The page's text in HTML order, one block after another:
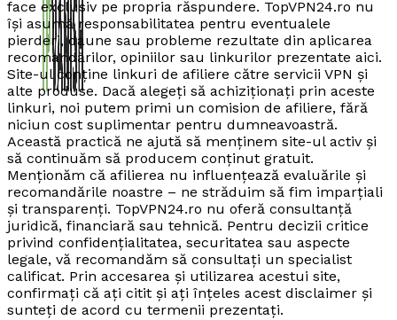
face exclusiv pe propria răspundere. TopVPN24.ro nu
își asumă responsabilitatea pentru eventualele
pierderi, daune sau probleme rezultate din aplicarea
recomandărilor, opiniilor sau linkurilor prezentate aici.
Site-ul conține linkuri de afiliere către servicii VPN și
alte produse. Dacă alegeți să achiziționați prin aceste
linkuri, noi putem primi un comision de afiliere, fără
niciun cost suplimentar pentru dumneavoastră.
Această practică ne ajută să menținem site-ul activ și
să continuăm să producem conținut gratuit.
Menționăm că afilierea nu influențează evaluările și
recomandările noastre – ne străduim să fim imparțiali
și transparenți. TopVPN24.ro nu oferă consultanță
juridică, financiară sau tehnică. Pentru decizii critice
privind confidențialitatea, securitatea sau aspecte
legale, vă recomandăm să consultați un specialist
calificat. Prin accesarea și utilizarea acestui site,
confirmați că ați citit și ați înțeles acest disclaimer și
sunteți de acord cu termenii prezentați.